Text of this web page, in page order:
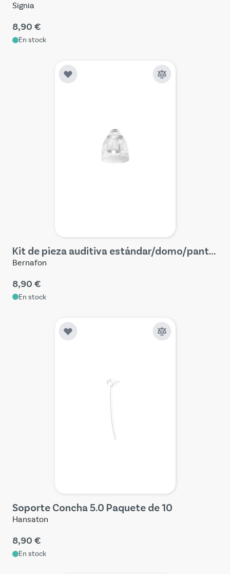
Signia
8,90 €
En stock
Kit de pieza auditiva estándar/domo/pantalla miniFit (4 piezas)
Bernafon
8,90 €
En stock
Soporte Concha 5.0 Paquete de 10
Hansaton
8,90 €
En stock